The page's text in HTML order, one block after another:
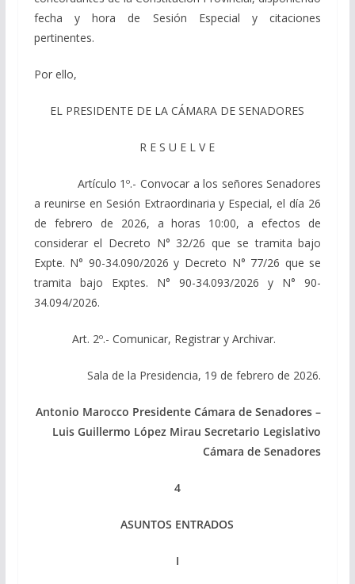
fecha y hora de Sesión Especial y citaciones
pertinentes.
Por ello,
EL PRESIDENTE DE LA CÁMARA DE SENADORES
R E S U E L V E
Artículo 1º.- Convocar a los señores Senadores
a reunirse en Sesión Extraordinaria y Especial, el día 26
de febrero de 2026, a horas 10:00, a efectos de
considerar el Decreto N° 32/26 que se tramita bajo
Expte. N° 90-34.090/2026 y Decreto N° 77/26 que se
tramita bajo Exptes. N° 90-34.093/2026 y N° 90-
34.094/2026.
Art. 2º.- Comunicar, Registrar y Archivar.
Sala de la Presidencia, 19 de febrero de 2026.
Antonio Marocco Presidente Cámara de Senadores –
Luis Guillermo López Mirau Secretario Legislativo
Cámara de Senadores
4
ASUNTOS ENTRADOS
I